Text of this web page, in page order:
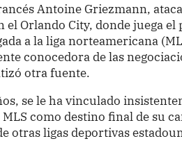
Antoine Griezmann,
el Orlando City, donde juega
a la liga norteamericana
conocedora de las
otra fuente.
se le ha vinculado
como destino final de su
otras ligas deportivas